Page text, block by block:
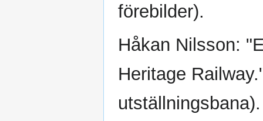
förebilder).
Håkan Nilsson:
Heritage
utställningsbana).